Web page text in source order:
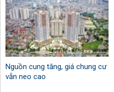
Nguồn cung tăng, giá chung cư
vẫn neo cao